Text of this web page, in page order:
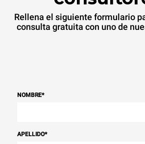
Rellena el siguiente formulario
consulta gratuita con uno de
NOMBRE*
APELLIDO*